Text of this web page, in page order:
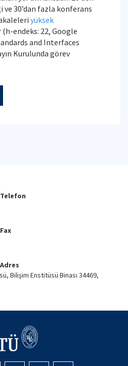
ve 30’dan fazla konferans
yüksek
(h-endeks: 22, Google
and Interfaces
Kurulunda görev
Bilişim Enstitüsü Binası 34469,